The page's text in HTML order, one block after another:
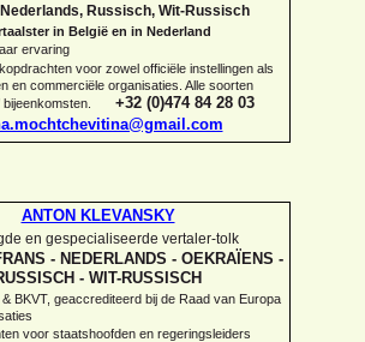
Russisch, Wit-Russisch
in België en in Nederland
ervaring
voor zowel officiële instellingen als
en commerciële organisaties. Alle soorten
+32 (0)474 84 28 03
ANTON KLEVANSKY
en gespecialiseerde vertaler-tolk
-NEDERLANDS -OEKRAÏENS -
- WIT-RUSSISCH
& BKVT, geaccrediteerd bij de Raad van Europa
voor staatshoofden en regeringsleiders